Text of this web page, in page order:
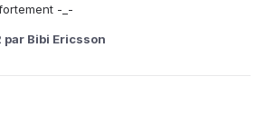
-_-
par Bibi Ericsson